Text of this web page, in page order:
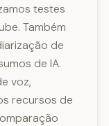
testes
Também
de
de IA.
voz,
recursos de